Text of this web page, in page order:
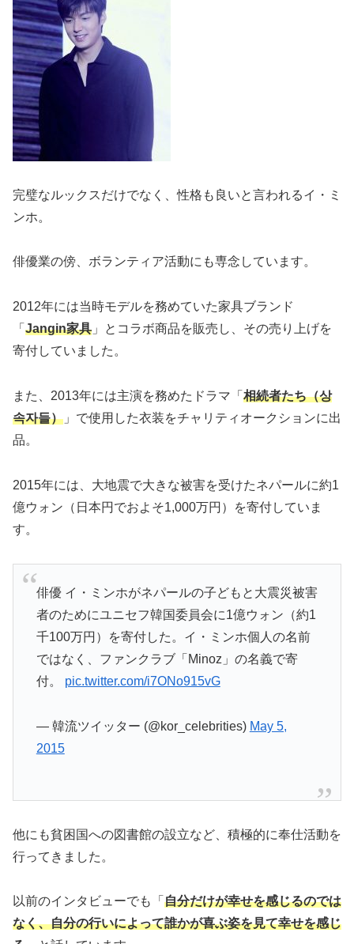
完璧なルックスだけでなく、性格も良いと言われるイ・ミ
ンホ。
俳優業の傍、ボランティア活動にも専念しています。
2012年には当時モデルを務めていた家具ブランド
「 Jangin家具 」とコラボ商品を販売し、その売り上げを
寄付していました。
また、2013年には主演を務めたドラマ「 相続者たち（상
속자들） 」で使用した衣装をチャリティオークションに出
品。
2015年には、大地震で大きな被害を受けたネパールに約1
億ウォン（日本円でおよそ1,000万円）を寄付していま
す。
俳優 イ・ミンホがネパールの子どもと大震災被害
者のためにユニセフ韓国委員会に1億ウォン（約1
千100万円）を寄付した。イ・ミンホ個人の名前
ではなく、ファンクラブ「Minoz」の名義で寄
付。 pic.twitter.com/i7ONo915vG
— 韓流ツイッター (@kor_celebrities) May 5,
2015
他にも貧困国への図書館の設立など、積極的に奉仕活動を
行ってきました。
以前のインタビューでも「 自分だけが幸せを感じるのでは
なく、自分の行いによって誰かが喜ぶ姿を見て幸せを感じ